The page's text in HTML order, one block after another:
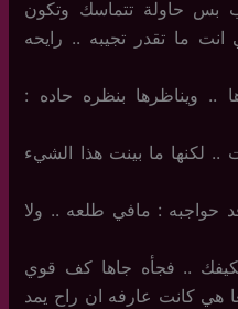
بس حاولة تتماسك وتكون
ما تقدر تجيبه .. رايحه
.. ويناظرها بنظره حاده :
.. لكنها ما بينت هذا الشيء
حواجبه : مافي طلعه .. ولا
.. فجأه جاها كف قوي
هي كانت عارفه ان راح يمد